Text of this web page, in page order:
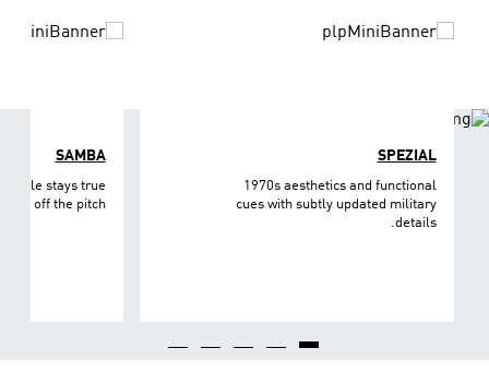
SPEZIAL
1970s aesthetics and functional
cues with subtly updated military
details.
SAMBA
style stays true
and off the pitch.